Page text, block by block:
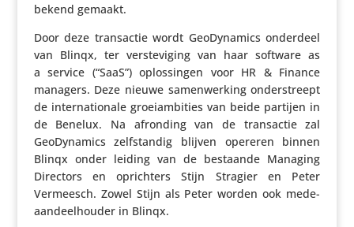
bekend gemaakt.
Door deze trans­actie wordt GeoDy­na­mics onderdeel
van Blinqx, ter verste­vi­ging van haar software as
a service (“SaaS”) oplos­singen voor HR & Finance
managers. Deze nieuwe samen­wer­king onder­streept
de inter­na­ti­o­nale groei­am­bi­ties van beide partijen in
de Benelux. Na afronding van de trans­actie zal
GeoDy­na­mics zelf­standig blijven opereren binnen
Blinqx onder leiding van de bestaande Managing
Directors en oprich­ters Stijn Stragier en Peter
Vermeesch. Zowel Stijn als Peter worden ook mede­
aan­deel­houder in Blinqx.